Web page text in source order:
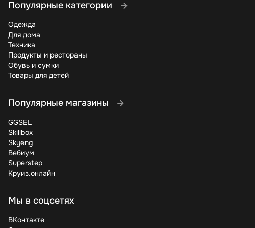
Популярные категории
Одежда
Для дома
Техника
Продукты и рестораны
Обувь и сумки
Товары для детей
Популярные магазины
GGSEL
Skillbox
Skyeng
Вебиум
Superstep
Круиз.онлайн
Мы в соцсетях
ВКонтакте